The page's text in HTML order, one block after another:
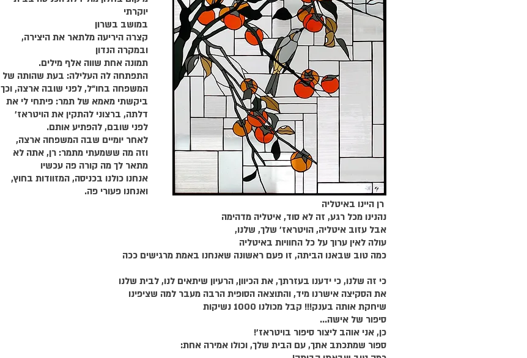
יוקרתי
במושב בשרון
קצרה היריעה מלתאר את היצירה,
ובמקרה הנדון
תמונה אחת שווה אלף מילים.
התפתחה לה העלילה: בעת שהותה של
המשפחה בחו"ל, לפני שובה ארצה, וכך
ביקשתי מאמא של תמר: פיתחי לי את
דלתה, ברצוני להתקין את הויטראז'
לפני שובם, להפתיע אותם.
לאחר יומיים שבה המשפחה ארצה,
וזה מה ששמעתי מתמר: רן, אתה לא
מתאר לך מה קורה פה עכשיו
אנחנו כולנו בכניסה, המזוודות בחוץ,
ואנחנו פעורי פה.
נהנינו מכל רגע, זה לא סוד, איטליה מדהימה
אבל עזוב איטליה, הויטראז' שלך, שלנו,
עולה לאין ערוך על כל החוויות באיטליה
כמה טוב שבאנו הביתה, זו פעם ראשונה שאנחנו באמת מרגישים ככה
כי זה שלנו, כי ידענו בעזרתך, את הכיוון, הרעיון שיתאים לנו, לבית שלנו
את הסקיצה אישרנו מיד, והתוצאה הסופית הרבה מעבר למה שציפינו
שיחקת אותה בענק!!! קבל מכולנו 1000 נשיקות
סיפור של אישה...
כן, אני אוהב ליצור סיפור בויטראז'!
ספור שמתכתב אתך, עם הבית שלך, וכולו אמירה אחת: